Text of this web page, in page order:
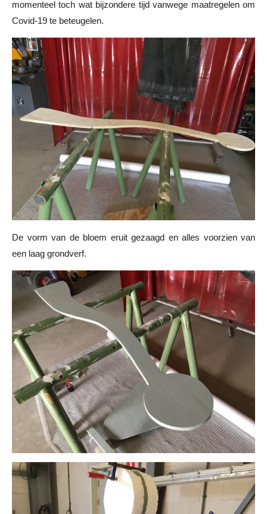
momenteel toch wat bijzondere tijd vanwege maatregelen om
Covid-19 te beteugelen.
De vorm van de bloem eruit gezaagd en alles voorzien van
een laag grondverf.